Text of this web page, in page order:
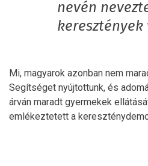
nevén
keresztények
Mi, magyarok azonban nem
Segítséget nyújtottunk, és
árván maradt gyermekek
emlékeztetett a